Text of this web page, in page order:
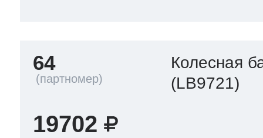
64
Колесная
(LB9721)
19702